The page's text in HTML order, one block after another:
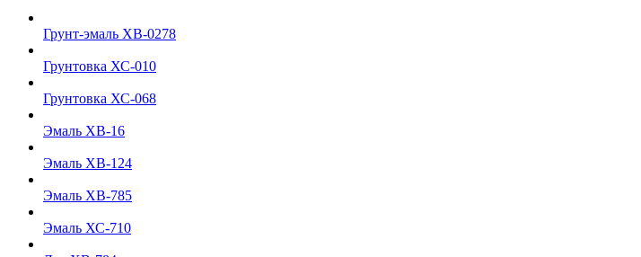
Грунт-эмаль ХВ-0278
Грунтовка ХС-010
Грунтовка ХС-068
Эмаль ХВ-16
Эмаль ХВ-124
Эмаль ХВ-785
Эмаль ХС-710